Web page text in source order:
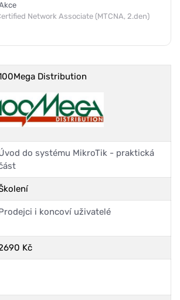
Network Associate (MTCNA, 2.den)
Distribution
do systému MikroTik - praktická
i koncoví uživatelé
Kč